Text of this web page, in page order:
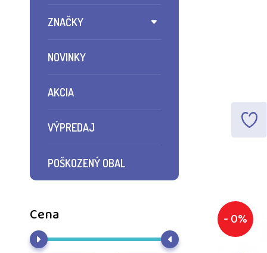
ZNAČKY
NOVINKY
AKCIA
VÝPREDAJ
POŠKOZENÝ OBAL
Cena - 0%